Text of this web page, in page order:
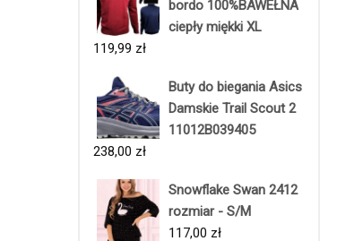
bordo 100%BAWEŁNA
ciepły miękki XL
119,99 zł
Buty do biegania Asics
Damskie Trail Scout 2
11012B039405
238,00 zł
Snowflake Swan 2412
rozmiar - S/M
117,00 zł